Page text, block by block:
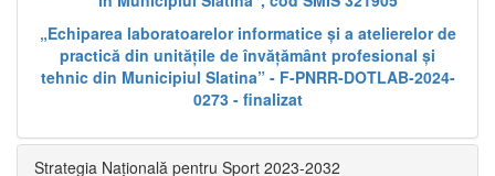
„Echiparea laboratoarelor informatice și a atelierelor de
practică din unitățile de învățământ profesional și
tehnic din Municipiul Slatina” - F-PNRR-DOTLAB-2024-
0273 - finalizat
Strategia Națională pentru Sport 2023-2032